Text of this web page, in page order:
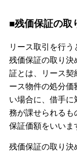
■残価保証の取
リース取引を行
残価保証の取り決
証とは、リース契
ース物件の処分価
い場合に、借手
務が課せられるも
保証価額をいいま
残価保証の取り決